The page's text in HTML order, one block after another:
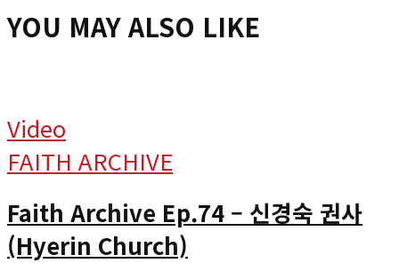
YOU MAY ALSO LIKE
Video
FAITH ARCHIVE
Faith Archive Ep.74 – 신경숙 권사
(Hyerin Church)